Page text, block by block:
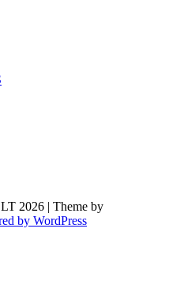
2026 | Theme by
by WordPress